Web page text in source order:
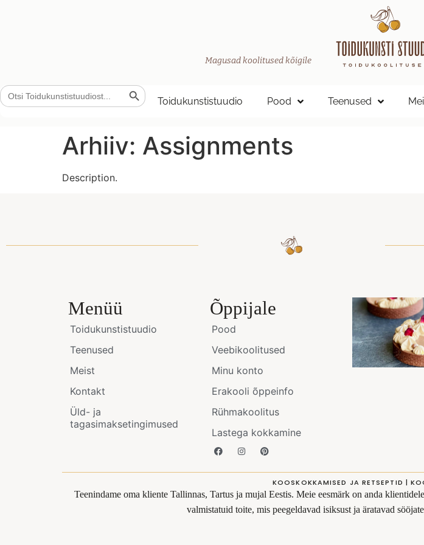
Magusad koolitused kõigile
Search
for:
Search Button
Toidukunstistuudio Pood Teenused
Arhiiv: Assignments
Description.
Menüü
Toidukunstistuudio
Teenused
Meist
Kontakt
Üld- ja
tagasimaksetingimused
Õppijale
Pood
Veebikoolitused
Minu konto
Erakooli õppeinfo
Rühmakoolitus
Lastega kokkamine
KOOSKOKKAMISED JA RETSEPTID |
Teenindame oma kliente Tallinnas, Tartus ja mujal Eestis. Meie eesmärk on anda
valmistatuid toite, mis peegeldavad isiksust ja äratavad